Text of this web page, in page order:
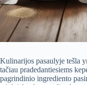
Kulinarijos pasaulyje tešla
tačiau pradedantiesiems
pagrindinio ingrediento